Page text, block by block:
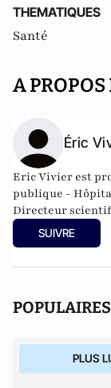
THEMATIQUES
Santé
A
Éric
Eric Vivier est
publique -
Directeur
co-auteur de
Révolution
SUIVRE
POPULAIRES
PLUS